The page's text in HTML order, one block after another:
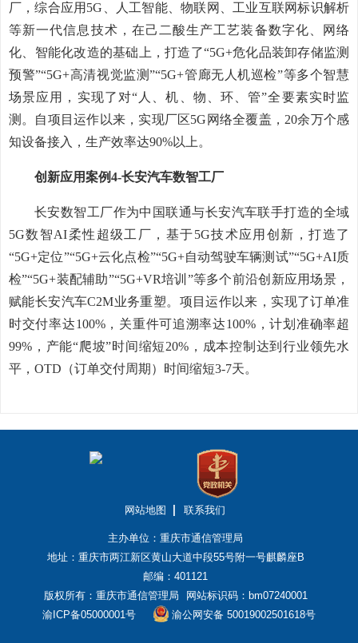
厂，综合应用5G、人工智能、物联网、工业互联网标识解析
等新一代信息技术，在己二酸生产工艺装备数字化、网络
化、智能化改造的基础上，打造了“5G+危化品装卸存储监测
预警”“5G+高清视觉监测”“5G+管廊无人机巡检”等多个智慧
场景应用，实现了对“人、机、物、环、管”全要素实时监
测。自项目运作以来，实现厂区5G网络全覆盖，20余万个感
知设备接入，生产效率达90%以上。
创新应用案例4-长安汽车数智工厂
长安数智工厂作为中国联通与长安汽车联手打造的全域
5G数智AI柔性超级工厂，基于5G技术应用创新，打造了
“5G+定位”“5G+云化点检”“5G+自动驾驶车辆测试”“5G+AI质
检”“5G+装配辅助”“5G+VR培训”等多个前沿创新应用场景，
赋能长安汽车C2M业务重塑。项目运作以来，实现了订单准
时交付率达100%，关重件可追溯率达100%，计划准确率超
99%，产能“爬坡”时间缩短20%，成本控制达到行业领先水
平，OTD（订单交付周期）时间缩短3-7天。
网站地图 联系我们
主办单位：重庆市通信管理局
地址：重庆市两江新区黄山大道中段55号附一号麒麟座B
邮编：401121
版权所有：重庆市通信管理局
网站标识码：bm07240001
渝ICP备05000001号
渝公网安备 50019002501618号